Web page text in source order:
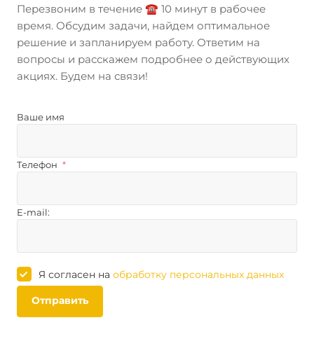
Перезвоним в течение ☎️ 10 минут в рабочее
время. Обсудим задачи, найдем оптимальное
решение и запланируем работу. Ответим на
вопросы и расскажем подробнее о действующих
акциях. Будем на связи!
Ваше имя
Телефон *
E-mail:
Я согласен на обработку персональных данных
Отправить